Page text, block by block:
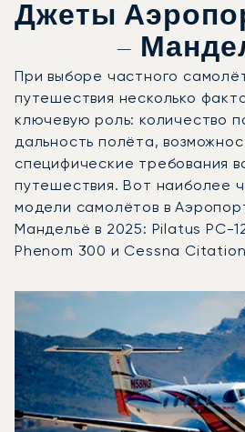
Джеты
–
При выборе частного
путешествия несколько
ключевую роль: количество
дальность полёта,
специфические требования
путешествия. Вот наиболее
модели самолётов в
Мандельё в 2025: Pilatus PC-
Phenom 300 и Cessna Citation
Фото воздушного судна
Дальность (км)